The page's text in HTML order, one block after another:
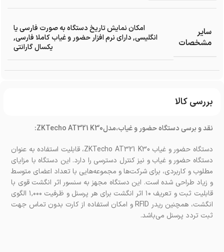
بررسی کالا
نقد و برسی دستگاه حضور و غیاب،مدلZKTecho AT321 K30:
دستگاه حضور و غیاب ZKTecho AT321 K30، قابلیت استفاده به عنوان
دستگاه حضور و غیاب و نیز کنترل دسترسی را دارد. این دستگاه با مزایای
مطلوب و کاربردی، برای شرکت‌ها و مجموعه‌هایی با تعداد اعضای متوسط
و زیاد طراحی شده است. این دستگاه مجهز به سنسور اثر انگشت قوی با
قابلیت ثبت و تعریف ۱۰ اثر انگشت برای هر پرسنل و ظرفیت ۱,۰۰۰ الگوی
انگشت، همچنین ریدر RFID و امکان استفاده از کارت بدون تماس جهت
ثبت تردد پرسنل می‌باشد.
سایر
مشخصات
امکان نمایش تاریخ دستگاه به صورت فارسی یا
انگلیسی,دارای نرم افزار حضور و غیاب کاملا فارسی,
یکسال گارانتی